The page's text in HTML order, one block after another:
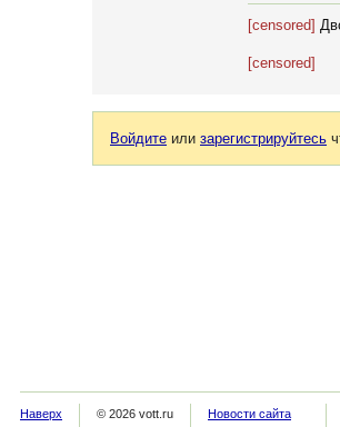
[censored]
[censored]
Войдите или зарегистрируйтесь
Наверх © 2026 vott.ru Новости сайта